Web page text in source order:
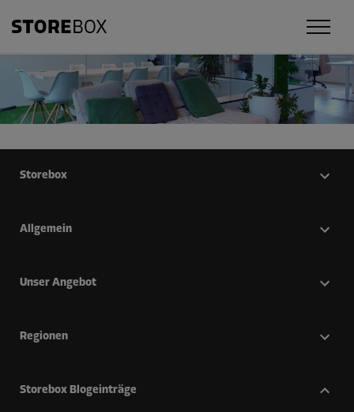
Storebox
Allgemein
Unser Angebot
Regionen
Storebox Blogeinträge